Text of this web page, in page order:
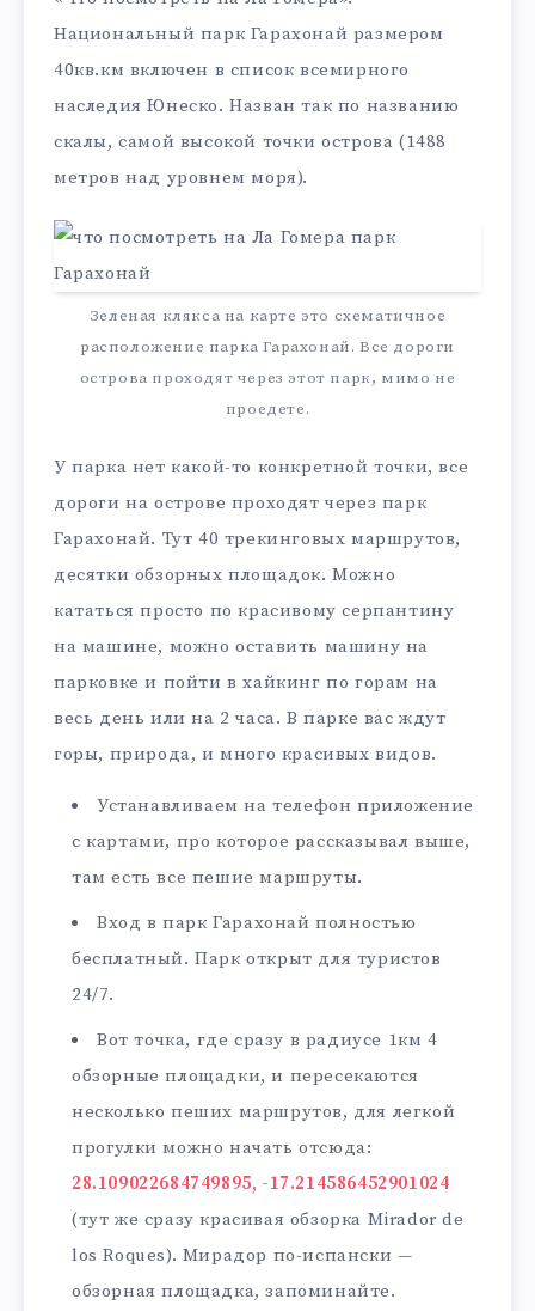
Национальный парк Гарахонай размером
40кв.км включен в список всемирного
наследия Юнеско. Назван так по названию
скалы, самой высокой точки острова (1488
метров над уровнем моря).
Зеленая клякса на карте это схематичное
расположение парка Гарахонай. Все дороги
острова проходят через этот парк, мимо не
проедете.
У парка нет какой-то конкретной точки, все
дороги на острове проходят через парк
Гарахонай. Тут 40 трекинговых маршрутов,
десятки обзорных площадок. Можно
кататься просто по красивому серпантину
на машине, можно оставить машину на
парковке и пойти в хайкинг по горам на
весь день или на 2 часа. В парке вас ждут
горы, природа, и много красивых видов.
Устанавливаем на телефон приложение
с картами, про которое рассказывал выше,
там есть все пешие маршруты.
Вход в парк Гарахонай полностью
бесплатный. Парк открыт для туристов
24/7.
Вот точка, где сразу в радиусе 1км 4
обзорные площадки, и пересекаются
несколько пеших маршрутов, для легкой
прогулки можно начать отсюда:
28.109022684749895, -17.214586452901024
(тут же сразу красивая обзорка Mirador de
los Roques). Мирадор по-испански —
обзорная площадка, запоминайте.